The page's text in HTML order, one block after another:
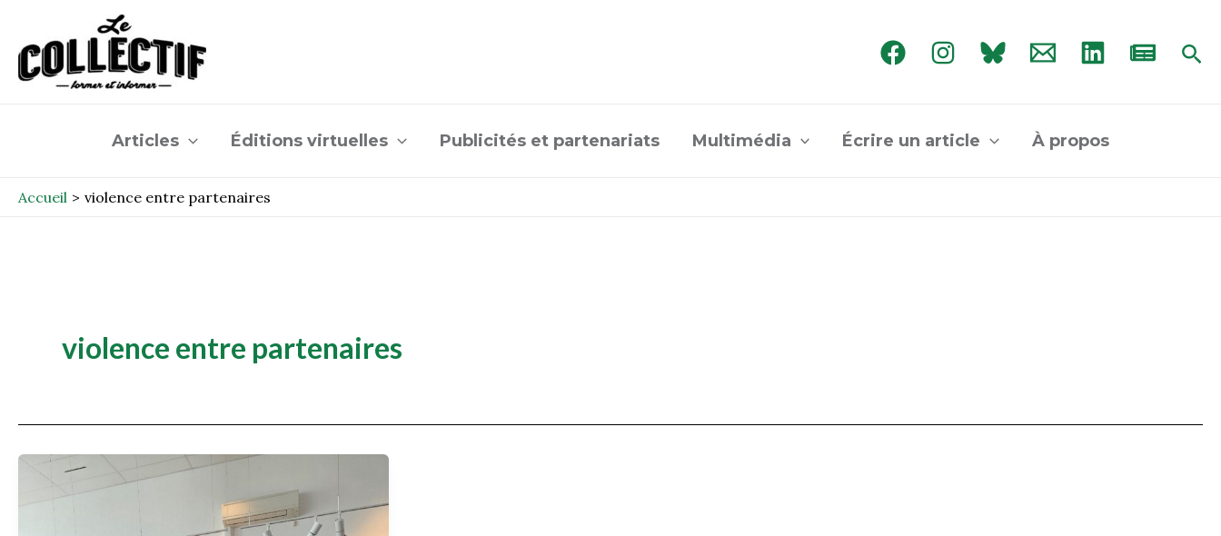
contenu
Articles Éditions virtuelles Publicités et partenariats Multimédia Écrire un article À propos
Accueil violence entre partenaires
violence entre partenaires